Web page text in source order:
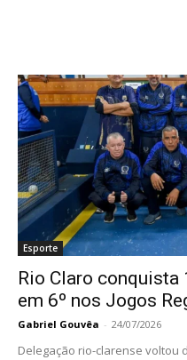
Esporte
Rio Claro conquista
em 6º nos Jogos
Gabriel Gouvêa - 24/07/2026
Delegação rio-clarense voltou